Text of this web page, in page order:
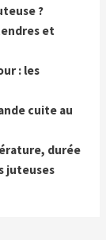
?
et
: les
cuite au
durée
juteuses